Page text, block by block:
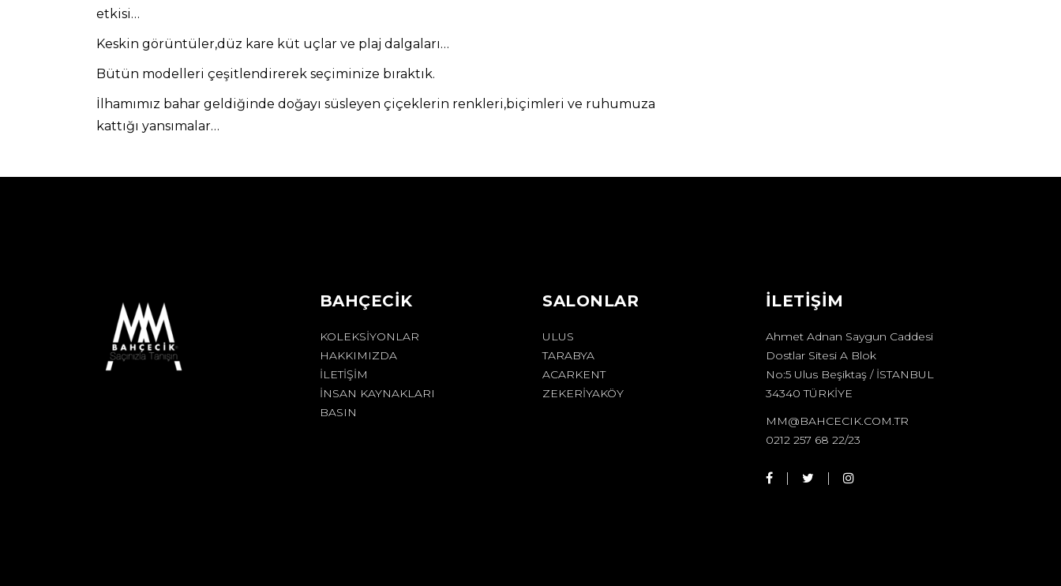
etkisi…
Keskin görüntüler,düz kare küt uçlar ve plaj dalgaları…
Bütün modelleri çeşitlendirerek seçiminize bıraktık.
İlhamımız bahar geldiğinde doğayı süsleyen çiçeklerin renkleri,biçimleri ve ruhumuza
kattığı yansımalar…
BAHÇECİK
KOLEKSIYONLAR
HAKKIMIZDA
İLETIŞIM
İNSAN KAYNAKLARI
BASIN
SALONLAR
ULUS
TARABYA
ACARKENT
ZEKERİYAKÖY
İLETİŞİM
Ahmet Adnan Saygun Caddesi
Dostlar Sitesi A Blok
No:5 Ulus Beşiktaş / İSTANBUL
34340 TÜRKİYE
MM@BAHCECIK.COM.TR
0212 257 68 22/23